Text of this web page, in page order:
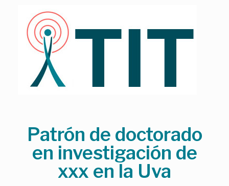
Patrón de doctorado
en investigación de
xxx en la Uva